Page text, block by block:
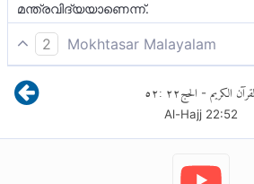
മന്ത്രവിദ്യയാണെന്ന്.
2
Mokhtasar Malayalam
അല്ലാഹുവിൻ്റെ റസൂലേ!
റസൂലിനെയോ നബിയെയോ നാം
അദ്ദേഹം അല്ലാഹുവിൻ്റെ
ചെയ്യുമ്പോഴെല്ലാം ആ
എന്തെങ്കിലും ദുർമന്ത്രണം
الكريم - الحج٢٢:٥٢
Al-Hajj22:52